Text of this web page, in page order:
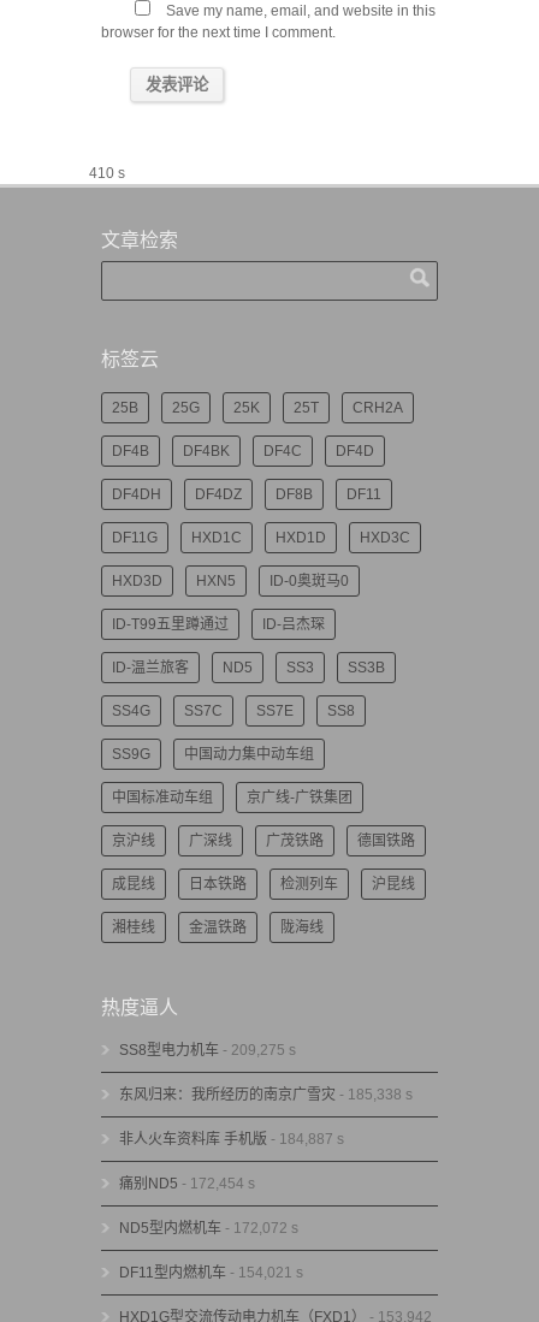
Save my name, email, and website in this
browser for the next time I comment.
410 s
文章检索
标签云
25B 25G 25K 25T CRH2A
DF4B DF4BK DF4C DF4D
DF4DH DF4DZ DF8B DF11
DF11G HXD1C HXD1D HXD3C
HXD3D HXN5 ID-0奥斑马0
ID-T99五里蹲通过 ID-吕杰琛
ID-温兰旅客 ND5 SS3 SS3B
SS4G SS7C SS7E SS8
SS9G 中国动力集中动车组
中国标准动车组 京广线-广铁集团
京沪线 广深线 广茂铁路 德国铁路
成昆线 日本铁路 检测列车 沪昆线
湘桂线 金温铁路 陇海线
热度逼人
SS8型电力机车 - 209,275 s
东风归来：我所经历的南京广雪灾 - 185,338 s
非人火车资料库 手机版 - 184,887 s
痛别ND5 - 172,454 s
ND5型内燃机车 - 172,072 s
DF11型内燃机车 - 154,021 s
HXD1G型交流传动电力机车（FXD1） - 153,942